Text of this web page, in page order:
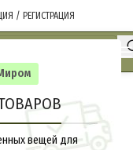
вещей для
/ РЕГИСТРАЦИЯ